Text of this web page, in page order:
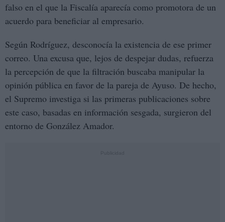
falso en el que la Fiscalía aparecía como promotora de un
acuerdo para beneficiar al empresario.
Según Rodríguez, desconocía la existencia de ese primer
correo. Una excusa que, lejos de despejar dudas, refuerza
la percepción de que la filtración buscaba manipular la
opinión pública en favor de la pareja de Ayuso. De hecho,
el Supremo investiga si las primeras publicaciones sobre
este caso, basadas en información sesgada, surgieron del
entorno de González Amador.